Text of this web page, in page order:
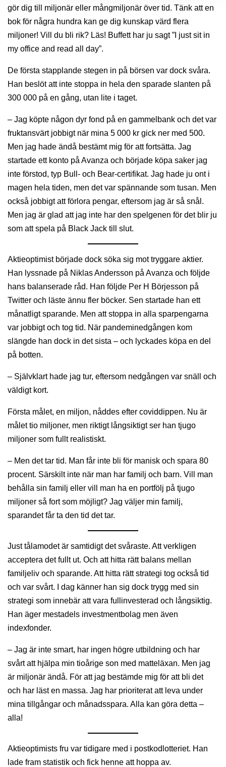
gör dig till miljonär eller mångmiljonär över tid. Tänk att en
bok för några hundra kan ge dig kunskap värd flera
miljoner! Vill du bli rik? Läs! Buffett har ju sagt ”I just sit in
my office and read all day”.
De första stapplande stegen in på börsen var dock svåra.
Han beslöt att inte stoppa in hela den sparade slanten på
300 000 på en gång, utan lite i taget.
– Jag köpte någon dyr fond på en gammelbank och det var
fruktansvärt jobbigt när mina 5 000 kr gick ner med 500.
Men jag hade ändå bestämt mig för att fortsätta. Jag
startade ett konto på Avanza och började köpa saker jag
inte förstod, typ Bull- och Bear-certifikat. Jag hade ju ont i
magen hela tiden, men det var spännande som tusan. Men
också jobbigt att förlora pengar, eftersom jag är så snål.
Men jag är glad att jag inte har den spelgenen för det blir ju
som att spela på Black Jack till slut.
Aktieoptimist började dock söka sig mot tryggare aktier.
Han lyssnade på Niklas Andersson på Avanza och följde
hans balanserade råd. Han följde Per H Börjesson på
Twitter och läste ännu fler böcker. Sen startade han ett
månatligt sparande. Men att stoppa in alla sparpengarna
var jobbigt och tog tid. När pandeminedgången kom
slängde han dock in det sista – och lyckades köpa en del
på botten.
– Självklart hade jag tur, eftersom nedgången var snäll och
väldigt kort.
Första målet, en miljon, nåddes efter coviddippen. Nu är
målet tio miljoner, men riktigt långsiktigt ser han tjugo
miljoner som fullt realistiskt.
– Men det tar tid. Man får inte bli för manisk och spara 80
procent. Särskilt inte när man har familj och barn. Vill man
behålla sin familj eller vill man ha en portfölj på tjugo
miljoner så fort som möjligt? Jag väljer min familj,
sparandet får ta den tid det tar.
Just tålamodet är samtidigt det svåraste. Att verkligen
acceptera det fullt ut. Och att hitta rätt balans mellan
familjeliv och sparande. Att hitta rätt strategi tog också tid
och var svårt. I dag känner han sig dock trygg med sin
strategi som innebär att vara fullinvesterad och långsiktig.
Han äger mestadels investmentbolag men även
indexfonder.
– Jag är inte smart, har ingen högre utbildning och har
svårt att hjälpa min tioårige son med matteläxan. Men jag
är miljonär ändå. För att jag bestämde mig för att bli det
och har läst en massa. Jag har prioriterat att leva under
mina tillgångar och månadsspara. Alla kan göra detta –
alla!
Aktieoptimists fru var tidigare med i postkodlotteriet. Han
lade fram statistik och fick henne att hoppa av.